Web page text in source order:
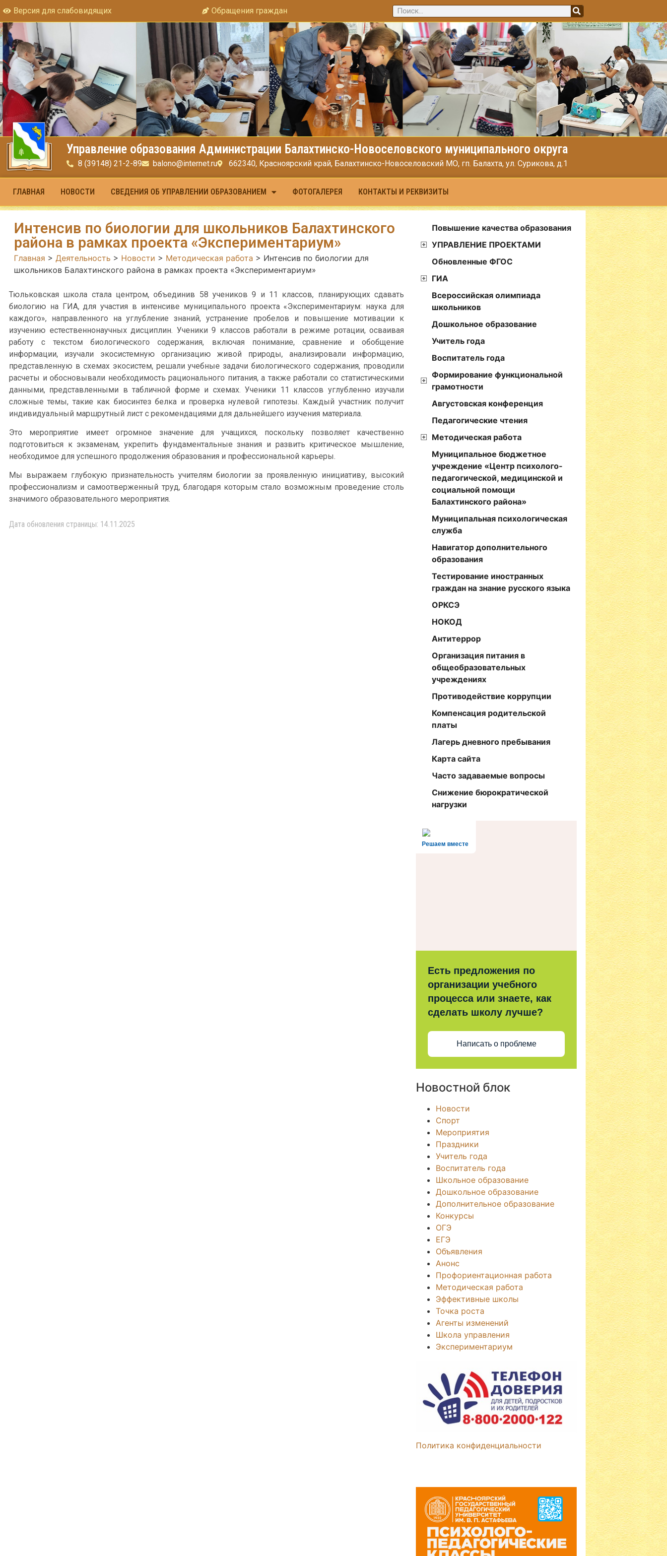
Версия для слабовидящих Обращения граждан
Управление образования Администрации Балахтинско-Новоселовского муниципального округа
8 (39148) 21-2-89 balono@internet.ru 662340, Красноярский край, Балахтинско-Новоселовский МО, гп. Балахта, ул. Сурикова, д.1
ГЛАВНАЯ НОВОСТИ СВЕДЕНИЯ ОБ УПРАВЛЕНИИ ОБРАЗОВАНИЕМ ФОТОГАЛЕРЕЯ КОНТАКТЫ И РЕКВИЗИТЫ
Интенсив по биологии для школьников Балахтинского
района в рамках проекта «Экспериментариум»
Главная > Деятельность > Новости > Методическая работа > Интенсив по биологии для
школьников Балахтинского района в рамках проекта «Экспериментариум»
Тюльковская школа стала центром, объединив 58 учеников 9 и 11 классов, планирующих сдавать
биологию на ГИА, для участия в интенсиве муниципального проекта «Экспериментариум: наука для
каждого», направленного на углубление знаний, устранение пробелов и повышение мотивации к
изучению естественнонаучных дисциплин. Ученики 9 классов работали в режиме ротации, осваивая
работу с текстом биологического содержания, включая понимание, сравнение и обобщение
информации, изучали экосистемную организацию живой природы, анализировали информацию,
представленную в схемах экосистем, решали учебные задачи биологического содержания, проводили
расчеты и обосновывали необходимость рационального питания, а также работали со статистическими
данными, представленными в табличной форме и схемах. Ученики 11 классов углубленно изучали
сложные темы, такие как биосинтез белка и проверка нулевой гипотезы. Каждый участник получит
индивидуальный маршрутный лист с рекомендациями для дальнейшего изучения материала.
Это мероприятие имеет огромное значение для учащихся, поскольку позволяет качественно
подготовиться к экзаменам, укрепить фундаментальные знания и развить критическое мышление,
необходимое для успешного продолжения образования и профессиональной карьеры.
Мы выражаем глубокую признательность учителям биологии за проявленную инициативу, высокий
профессионализм и самоотверженный труд, благодаря которым стало возможным проведение столь
значимого образовательного мероприятия.
Дата обновления страницы: 14.11.2025
Повышение качества образования
УПРАВЛЕНИЕ ПРОЕКТАМИ
Обновленные ФГОС
ГИА
Всероссийская олимпиада
школьников
Дошкольное образование
Учитель года
Воспитатель года
Формирование функциональной
грамотности
Августовская конференция
Педагогические чтения
Методическая работа
Муниципальное бюджетное
учреждение «Центр психолого-
педагогической, медицинской и
социальной помощи
Балахтинского района»
Муниципальная психологическая
служба
Навигатор дополнительного
образования
Тестирование иностранных
граждан на знание русского языка
ОРКСЭ
НОКОД
Антитеррор
Организация питания в
общеобразовательных
учреждениях
Противодействие коррупции
Компенсация родительской
платы
Лагерь дневного пребывания
Карта сайта
Часто задаваемые вопросы
Снижение бюрократической
нагрузки
Решаем вместе
Есть предложения по
организации учебного
процесса или знаете, как
сделать школу лучше?
Написать о проблеме
Новостной блок
Новости
Спорт
Мероприятия
Праздники
Учитель года
Воспитатель года
Школьное образование
Дошкольное образование
Дополнительное образование
Конкурсы
ОГЭ
ЕГЭ
Объявления
Анонс
Профориентационная работа
Методическая работа
Эффективные школы
Точка роста
Агенты изменений
Школа управления
Экспериментариум
Политика конфиденциальности